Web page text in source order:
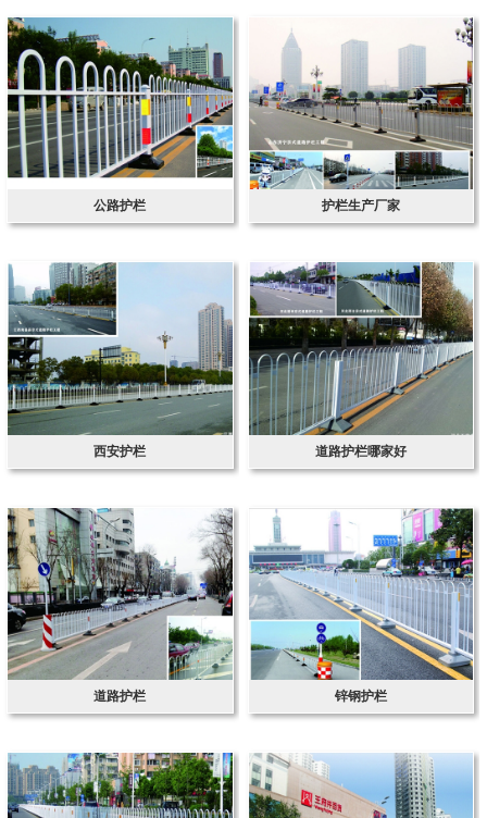
公路护栏 护栏生产厂家
西安护栏 道路护栏哪家好
道路护栏 锌钢护栏